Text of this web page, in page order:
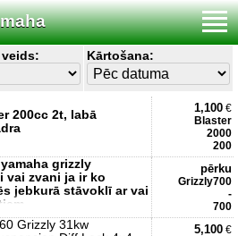
veids: Kārtošana:
200cc 2t, labā
1,100 €
Blaster
2000
200
grizzly
vai zvani ja ir ko
jebkurā stāvoklī ar vai
pērku
Grizzly700
-
700
Grizzly 31kw
5,100 €